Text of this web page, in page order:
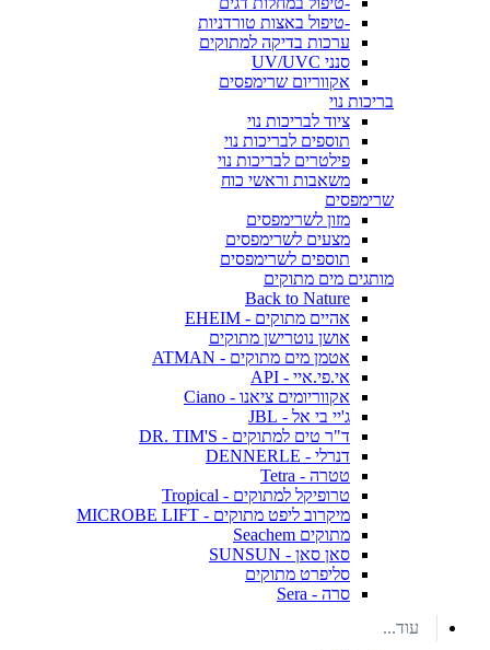
-טיפול באצות טורדניות
ערכות בדיקה למתוקים
סנני UV/UVC
אקווריום שרימפסים
בריכות נוי
ציוד לבריכות נוי
תוספים לבריכות נוי
פילטרים לבריכות נוי
משאבות וראשי כוח
שרימפסים
מזון לשרימפסים
מצעים לשרימפסים
תוספים לשרימפסים
מותגים מים מתוקים
Back to Nature
אהיים מתוקים - EHEIM
אושן נוטרישן מתוקים
אטמן מים מתוקים - ATMAN
אי.פי.איי - API
אקווריומים ציאנו - Ciano
ג'יי בי אל - JBL
ד"ר טים למתוקים - DR. TIM'S
דנרלי - DENNERLE
טטרה - Tetra
טרופיקל למתוקים - Tropical
מיקרוב ליפט מתוקים - MICROBE LIFT
מתוקים Seachem
סאן סאן - SUNSUN
סליפרט מתוקים
סרה - Sera
עוד...